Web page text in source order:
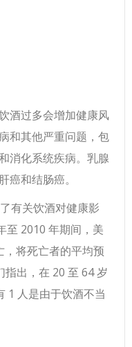
酒过多会增加健康风
和其他严重问题，包
消化系统疾病。乳腺
癌和结肠癌。
有关饮酒对健康影
至 2010 年期间，美
，将死亡者的平均预
出，在 20 至 64 岁
1 人是由于饮酒不当